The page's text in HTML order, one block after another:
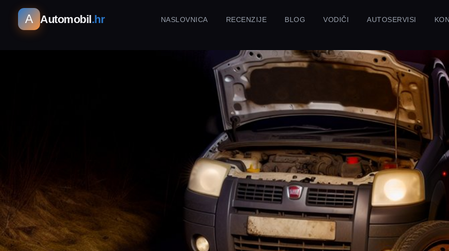
A Automobil.hr NASLOVNICA RECENZIJE BLOG VODIČI AUTOSERVISI